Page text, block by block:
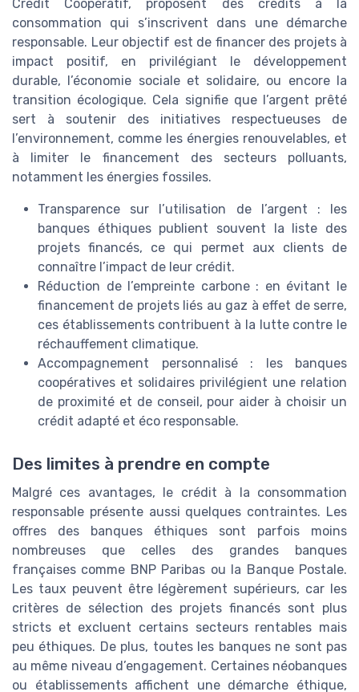
Crédit Coopératif, proposent des crédits à la
consommation qui s’inscrivent dans une démarche
responsable. Leur objectif est de financer des projets à
impact positif, en privilégiant le développement
durable, l’économie sociale et solidaire, ou encore la
transition écologique. Cela signifie que l’argent prêté
sert à soutenir des initiatives respectueuses de
l’environnement, comme les énergies renouvelables, et
à limiter le financement des secteurs polluants,
notamment les énergies fossiles.
Transparence sur l’utilisation de l’argent : les
banques éthiques publient souvent la liste des
projets financés, ce qui permet aux clients de
connaître l’impact de leur crédit.
Réduction de l’empreinte carbone : en évitant le
financement de projets liés au gaz à effet de serre,
ces établissements contribuent à la lutte contre le
réchauffement climatique.
Accompagnement personnalisé : les banques
coopératives et solidaires privilégient une relation
de proximité et de conseil, pour aider à choisir un
crédit adapté et éco responsable.
Des limites à prendre en compte
Malgré ces avantages, le crédit à la consommation
responsable présente aussi quelques contraintes. Les
offres des banques éthiques sont parfois moins
nombreuses que celles des grandes banques
françaises comme BNP Paribas ou la Banque Postale.
Les taux peuvent être légèrement supérieurs, car les
critères de sélection des projets financés sont plus
stricts et excluent certains secteurs rentables mais
peu éthiques. De plus, toutes les banques ne sont pas
au même niveau d’engagement. Certaines néobanques
ou établissements affichent une démarche éthique,